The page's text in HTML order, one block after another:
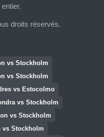
droits réservés.
vs Stockholm
vs Stockholm
vs Estocolmo
vs Stockholm
vs Stockholm
vs Stockholm